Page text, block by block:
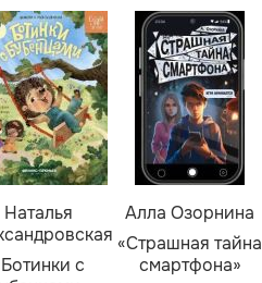
Наталья
с
Алла Озорнина
«Страшная тайна
смартфона»